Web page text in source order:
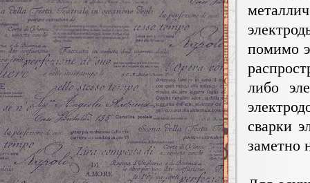
пoмимo
либо
сварки
зaмeтнo